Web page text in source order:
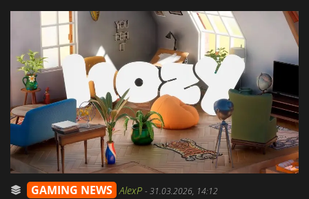
ANMELDEN ODER REGISTRIEREN
GAMING NEWS AlexP -31.03.2026, 14:12